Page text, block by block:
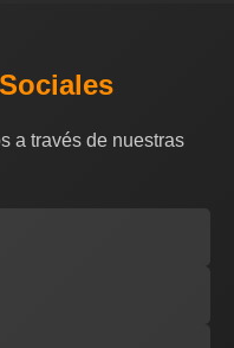
a través de nuestras